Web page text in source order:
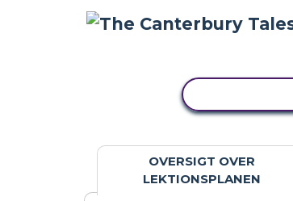
OVERSIGT OVER
LEKTIONSPLANEN